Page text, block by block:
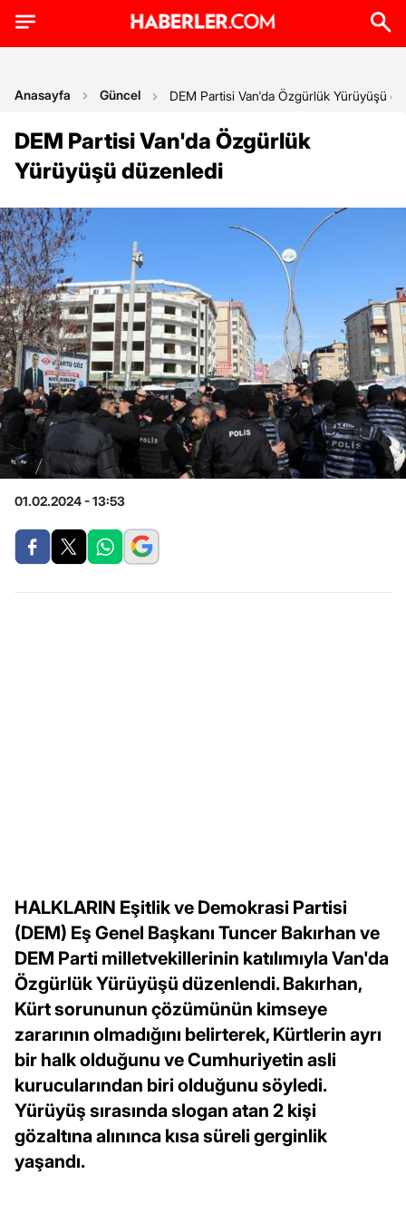
Anasayfa Güncel DEM Partisi Van'da Özgürlük Yürüyüşü
DEM Partisi Van'da Özgürlük
Yürüyüşü düzenledi
01.02.2024 - 13:53
HALKLARIN Eşitlik ve Demokrasi Partisi
(DEM) Eş Genel Başkanı Tuncer Bakırhan ve
DEM Parti milletvekillerinin katılımıyla Van'da
Özgürlük Yürüyüşü düzenlendi. Bakırhan,
Kürt sorununun çözümünün kimseye
zararının olmadığını belirterek, Kürtlerin ayrı
bir halk olduğunu ve Cumhuriyetin asli
kurucularından biri olduğunu söyledi.
Yürüyüş sırasında slogan atan 2 kişi
gözaltına alınınca kısa süreli gerginlik
yaşandı.